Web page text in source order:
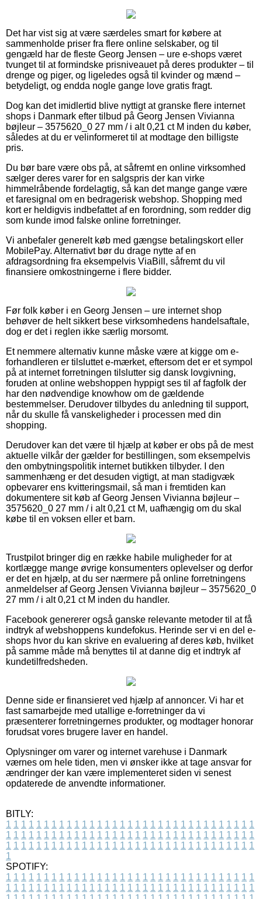
Det har vist sig at være særdeles smart for købere at
sammenholde priser fra flere online selskaber, og til
gengæld har de fleste Georg Jensen – ure e-shops været
tvunget til at formindske prisniveauet på deres produkter – til
drenge og piger, og ligeledes også til kvinder og mænd –
betydeligt, og endda nogle gange love gratis fragt.
Dog kan det imidlertid blive nyttigt at granske flere internet
shops i Danmark efter tilbud på Georg Jensen Vivianna
bøjleur – 3575620_0 27 mm / i alt 0,21 ct M inden du køber,
således at du er velinformeret til at modtage den billigste
pris.
Du bør bare være obs på, at såfremt en online virksomhed
sælger deres varer for en salgspris der kan virke
himmelråbende fordelagtig, så kan det mange gange være
et faresignal om en bedragerisk webshop. Shopping med
kort er heldigvis indbefattet af en forordning, som redder dig
som kunde imod falske online forretninger.
Vi anbefaler generelt køb med gængse betalingskort eller
MobilePay. Alternativt bør du drage nytte af en
afdragsordning fra eksempelvis ViaBill, såfremt du vil
finansiere omkostningerne i flere bidder.
Før folk køber i en Georg Jensen – ure internet shop
behøver de helt sikkert bese virksomhedens handelsaftale,
dog er det i reglen ikke særlig morsomt.
Et nemmere alternativ kunne måske være at kigge om e-
forhandleren er tilsluttet e-mærket, eftersom det er et sympol
på at internet forretningen tilslutter sig dansk lovgivning,
foruden at online webshoppen hyppigt ses til af fagfolk der
har den nødvendige knowhow om de gældende
bestemmelser. Derudover tilbydes du anledning til support,
når du skulle få vanskeligheder i processen med din
shopping.
Derudover kan det være til hjælp at køber er obs på de mest
aktuelle vilkår der gælder for bestillingen, som eksempelvis
den ombytningspolitik internet butikken tilbyder. I den
sammenhæng er det desuden vigtigt, at man stadigvæk
opbevarer ens kvitteringsmail, så man i fremtiden kan
dokumentere sit køb af Georg Jensen Vivianna bøjleur –
3575620_0 27 mm / i alt 0,21 ct M, uafhængig om du skal
købe til en voksen eller et barn.
Trustpilot bringer dig en række habile muligheder for at
kortlægge mange øvrige konsumenters oplevelser og derfor
er det en hjælp, at du ser nærmere på online forretningens
anmeldelser af Georg Jensen Vivianna bøjleur – 3575620_0
27 mm / i alt 0,21 ct M inden du handler.
Facebook genererer også ganske relevante metoder til at få
indtryk af webshoppens kundefokus. Herinde ser vi en del e-
shops hvor du kan skrive en evaluering af deres køb, hvilket
på samme måde må benyttes til at danne dig et indtryk af
kundetilfredsheden.
Denne side er finansieret ved hjælp af annoncer. Vi har et
fast samarbejde med utallige e-forretninger da vi
præsenterer forretningernes produkter, og modtager honorar
forudsat vores brugere laver en handel.
Oplysninger om varer og internet varehuse i Danmark
værnes om hele tiden, men vi ønsker ikke at tage ansvar for
ændringer der kan være implementeret siden vi senest
opdaterede de anvendte informationer.
BITLY:
1 1 1 1 1 1 1 1 1 1 1 1 1 1 1 1 1 1 1 1 1 1 1 1 1 1 1 1 1 1 1 1 1
1 1 1 1 1 1 1 1 1 1 1 1 1 1 1 1 1 1 1 1 1 1 1 1 1 1 1 1 1 1 1 1 1
1 1 1 1 1 1 1 1 1 1 1 1 1 1 1 1 1 1 1 1 1 1 1 1 1 1 1 1 1 1 1 1 1
1
SPOTIFY:
1 1 1 1 1 1 1 1 1 1 1 1 1 1 1 1 1 1 1 1 1 1 1 1 1 1 1 1 1 1 1 1 1
1 1 1 1 1 1 1 1 1 1 1 1 1 1 1 1 1 1 1 1 1 1 1 1 1 1 1 1 1 1 1 1 1